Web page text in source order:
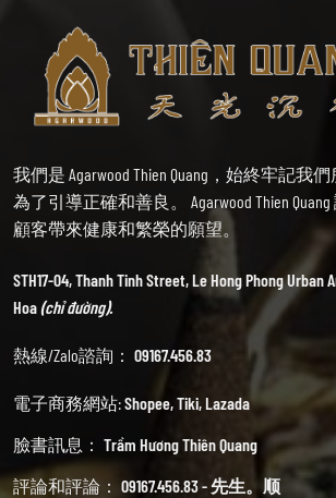
我們是 Agarwood Thien Quang，始終牢記我
為了引導正確和善良。 Agarwood Thien
顧客帶來健康和繁榮的願望。
STH17-04, Thanh Tinh Street, Le Hong Phong Urban
Hoa(chỉ đường).
熱線/Zalo諮詢： 09167.456.83
電子商務網站:Shopee,Tiki,Lazada
臉書訊息： Trầm Hương Thiên Quang
評論和評論： 09167.456.83 - 先生。顺